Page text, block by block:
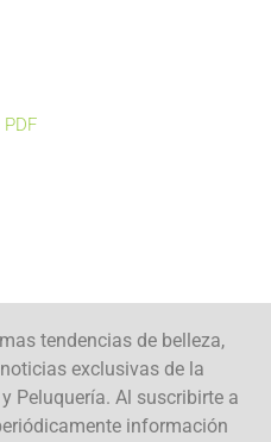
PDF
tendencias de belleza,
exclusivas de la
Peluquería. Al suscribirte a
información